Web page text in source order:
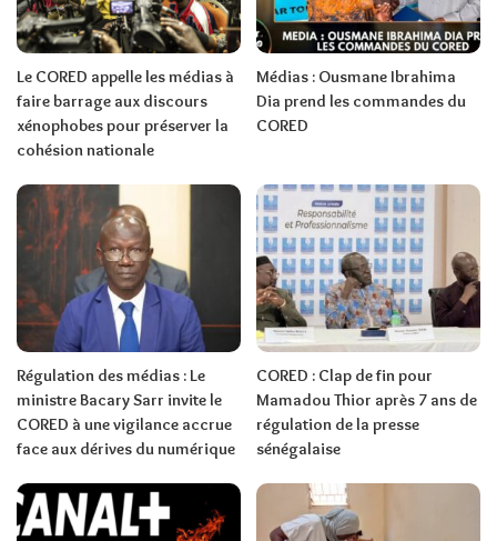
Le CORED appelle les médias à
faire barrage aux discours
xénophobes pour préserver la
cohésion nationale
Médias : Ousmane Ibrahima
Dia prend les commandes du
CORED
Régulation des médias : Le
ministre Bacary Sarr invite le
CORED à une vigilance accrue
face aux dérives du numérique
CORED : Clap de fin pour
Mamadou Thior après 7 ans de
régulation de la presse
sénégalaise